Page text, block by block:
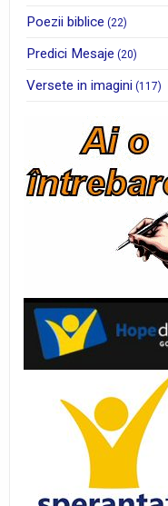
Poezii biblice (22)
Predici Mesaje (20)
Versete in imagini (117)